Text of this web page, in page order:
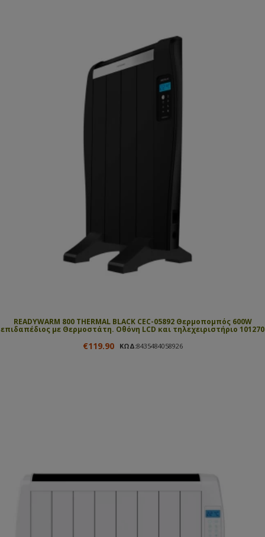
READYWARM 800 THERMAL BLACK CEC-05892 Θερμοπομπός 600W
επιδαπέδιος με Θερμοστάτη. Οθόνη LCD και τηλεχειριστήριο 101270
€119.90 ΚΩΔ:8435484058926